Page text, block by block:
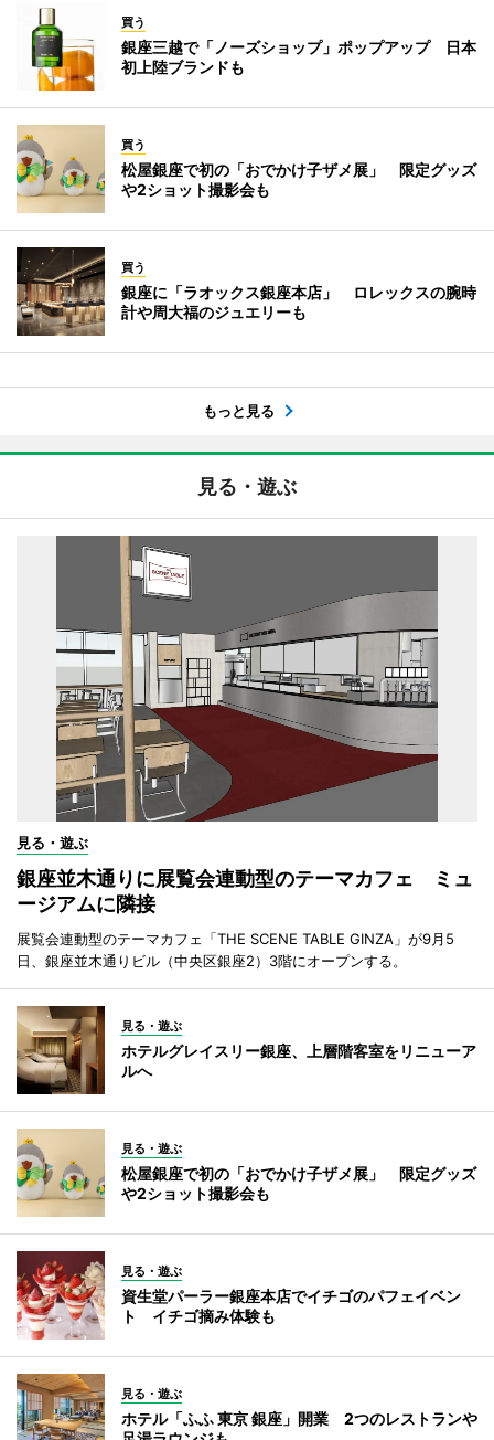
買う
銀座三越で「ノーズショップ」ポップアップ 日本
初上陸ブランドも
買う
松屋銀座で初の「おでかけ子ザメ展」 限定グッズ
や2ショット撮影会も
買う
銀座に「ラオックス銀座本店」 ロレックスの腕時
計や周大福のジュエリーも
もっと見る
見る・遊ぶ
見る・遊ぶ
銀座並木通りに展覧会連動型のテーマカフェ ミュ
ージアムに隣接
展覧会連動型のテーマカフェ「THE SCENE TABLE GINZA」が9月5
日、銀座並木通りビル（中央区銀座2）3階にオープンする。
見る・遊ぶ
ホテルグレイスリー銀座、上層階客室をリニューア
ルへ
見る・遊ぶ
松屋銀座で初の「おでかけ子ザメ展」 限定グッズ
や2ショット撮影会も
見る・遊ぶ
資生堂パーラー銀座本店でイチゴのパフェイベン
ト イチゴ摘み体験も
見る・遊ぶ
ホテル「ふふ 東京 銀座」開業 2つのレストランや